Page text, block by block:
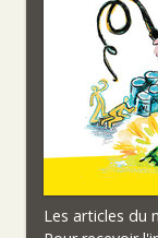
Les articles du